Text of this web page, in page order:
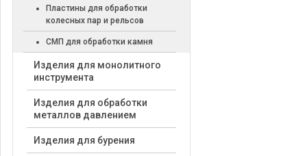
Пластины для обработки
колесных пар и рельсов
СМП для обработки камня
Изделия для монолитного
инструмента
Изделия для обработки
металлов давлением
Изделия для бурения